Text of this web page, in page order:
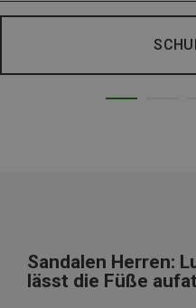
Sandalen Herren:
lässt die Füße